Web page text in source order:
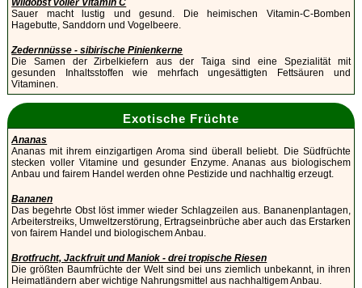
Wildobst voller Vitamin C
Sauer macht lustig und gesund. Die heimischen Vitamin-C-Bomben
Hagebutte, Sanddorn und Vogelbeere.
Zedernnüsse - sibirische Pinienkerne
Die Samen der Zirbelkiefern aus der Taiga sind eine Spezialität mit
gesunden Inhaltsstoffen wie mehrfach ungesättigten Fettsäuren und
Vitaminen.
Exotische Früchte
Ananas
Ananas mit ihrem einzigartigen Aroma sind überall beliebt. Die Südfrüchte
stecken voller Vitamine und gesunder Enzyme. Ananas aus biologischem
Anbau und fairem Handel werden ohne Pestizide und nachhaltig erzeugt.
Bananen
Das begehrte Obst löst immer wieder Schlagzeilen aus. Bananenplantagen,
Arbeiterstreiks, Umweltzerstörung, Ertragseinbrüche aber auch das Erstarken
von fairem Handel und biologischem Anbau.
Brotfrucht, Jackfruit und Maniok - drei tropische Riesen
Die größten Baumfrüchte der Welt sind bei uns ziemlich unbekannt, in ihren
Heimatländern aber wichtige Nahrungsmittel aus nachhaltigem Anbau.